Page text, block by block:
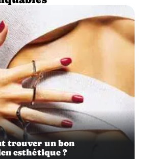
trouver un bon
esthétique ?